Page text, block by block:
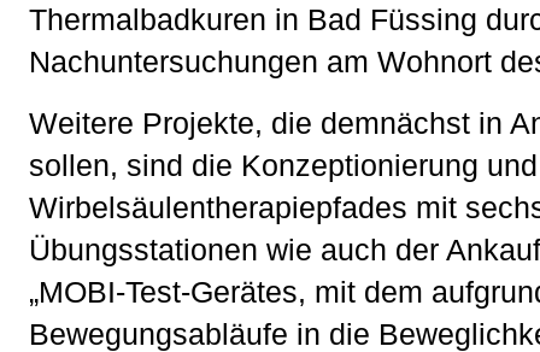
Thermalbadkuren in Bad Füssing
Nachuntersuchungen am Wohnort
Weitere Projekte, die demnächst in
sollen, sind die Konzeptionierung
Wirbelsäulentherapiepfades mit
Übungsstationen wie auch der
„MOBI-Test-Gerätes, mit dem
Bewegungsabläufe in die